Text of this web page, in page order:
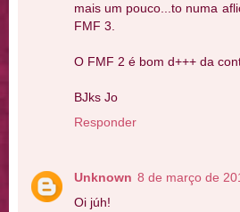
mais um pouco...to numa
FMF 3.
O FMF 2 é bom d+++ da
BJks Jo
Responder
Unknown 8 de março de
Oi júh!